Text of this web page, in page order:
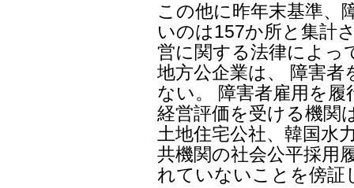
この他に昨年末基準、
いのは157か所と集計
営に関する法律によっ
地方公企業は、 障害
ない。 障害者雇用を
経営評価を受ける機関
土地住宅公社、韓国水
共機関の社会公平採用
れていないことを傍証